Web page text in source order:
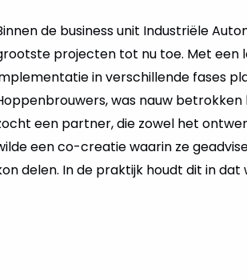
de business unit Industriële
projecten tot nu toe. Met een
in verschillende fases
was nauw
een partner, die zowel het
een co-creatie waarin ze
delen. In de praktijk houdt dit in dat